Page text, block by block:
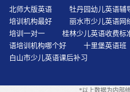
言之，英语学习过程，围绕“耳
关键，所以在背之前要先听，听
然推荐外籍教师的录音，这样能
外语教育的低龄化成为我国外语
势。因为语音是学好语言的基础
具。启蒙阶段是孩子处于探索自
北师大版英语 牡丹园幼儿英语辅
培训机构最好
丽水市少儿英语网
培训一对一
桂林少儿英语收费标
语培训机构哪个好
十里堡英语班
白山市少儿英语课后补习
*以上数据为内部